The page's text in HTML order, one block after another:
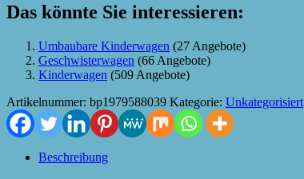
Das könnte Sie interessieren:
Umbaubare Kinderwagen (27 Angebote)
Geschwisterwagen (66 Angebote)
Kinderwagen (509 Angebote)
Artikelnummer: bp1979588039 Kategorie: Unkategorisiert
Beschreibung